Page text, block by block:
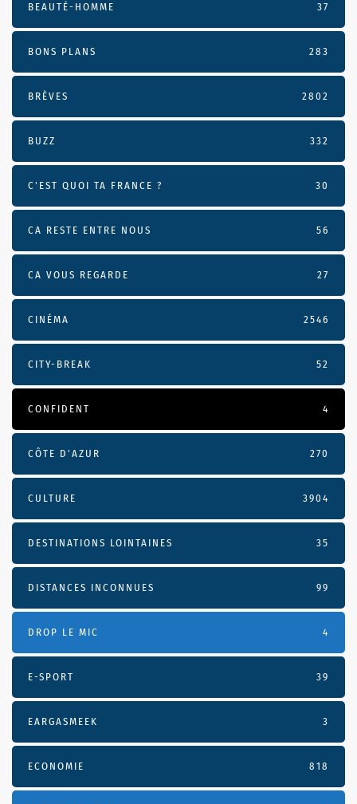
BEAUTÉ-HOMME 37
BONS PLANS 283
BRÈVES 2802
BUZZ 332
C'EST QUOI TA FRANCE ? 30
CA RESTE ENTRE NOUS 56
CA VOUS REGARDE 27
CINÉMA 2546
CITY-BREAK 52
CONFIDENT 4
CÔTE D’AZUR 270
CULTURE 3904
DESTINATIONS LOINTAINES 35
DISTANCES INCONNUES 99
DROP LE MIC 4
E-SPORT 39
EARGASMEEK 3
ECONOMIE 818